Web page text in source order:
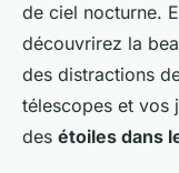
de ciel nocturne.
découvrirez la
des distractions
télescopes et vos
des étoiles dans